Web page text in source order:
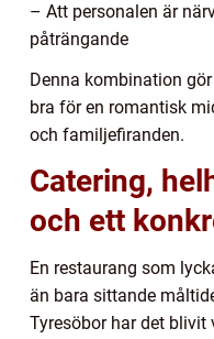
– Att personalen är
påträngande
Denna kombination
bra för en romantisk
och familjefiranden.
Catering,
och ett
En restaurang som
än bara sittande
Tyresöbor har det